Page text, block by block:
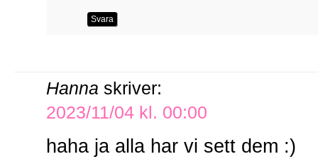
Svara
Hanna skriver:
2023/11/04 kl. 00:00
haha ja alla har vi sett dem :)